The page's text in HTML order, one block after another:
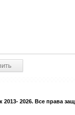
2013- 2026. Все права